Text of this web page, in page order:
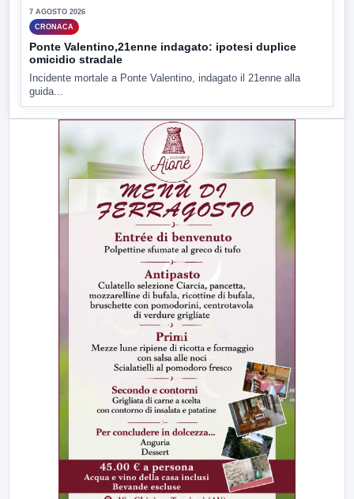
7 AGOSTO 2026
CRONACA
Ponte Valentino,21enne indagato: ipotesi duplice
omicidio stradale
Incidente mortale a Ponte Valentino, indagato il 21enne alla
guida...